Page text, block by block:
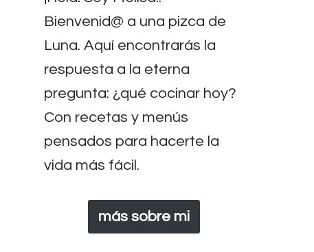
Bienvenid@ a una pizca de
Luna. Aquí encontrarás la
respuesta a la eterna
pregunta: ¿qué cocinar hoy?
Con recetas y menús
pensados para hacerte la
vida más fácil.
más sobre mi